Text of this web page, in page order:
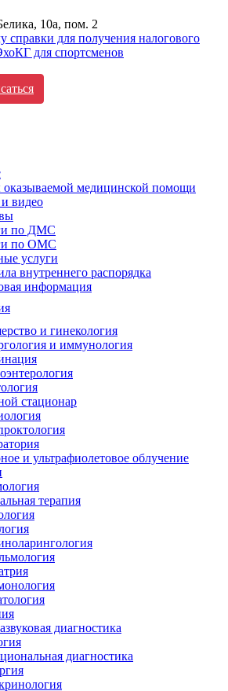
10а, пом. 2
справки для получения налогового
для спортсменов
медицинской помощи
видео
по ДМС
по ОМС
услуги
внутреннего распорядка
информация
и гинекология
и иммунология
стационар
и ультрафиолетовое облучение
терапия
диагностика
диагностика